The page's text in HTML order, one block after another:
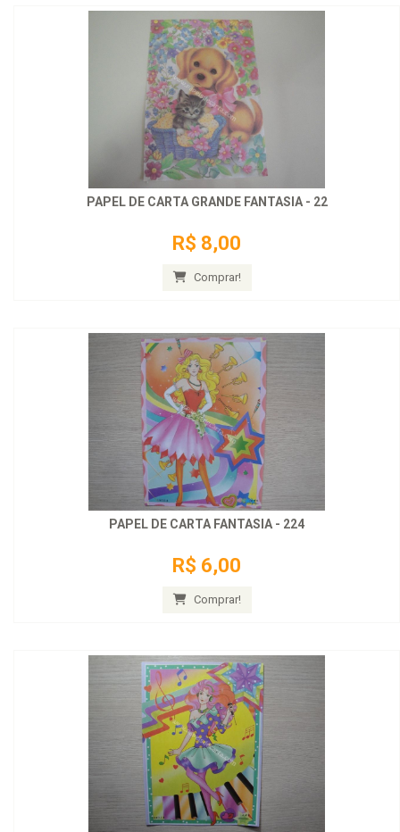
PAPEL DE CARTA GRANDE FANTASIA - 22
R$ 8,00
Comprar!
PAPEL DE CARTA FANTASIA - 224
R$ 6,00
Comprar!